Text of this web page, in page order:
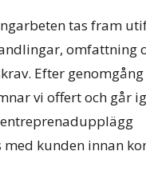
tas fram
omfattning
Efter genomgång
vi offert och går
kunden innan